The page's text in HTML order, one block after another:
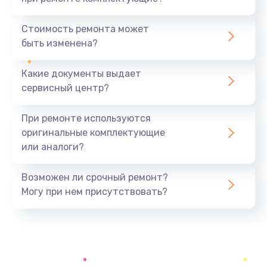
370 руб.
Ремонт электроплаты
Замена центрирующей шайбы динамика
Заказать
Стоимость ремонта может
быть изменена?
Какие документы выдает
сервисный центр?
При ремонте используются
оригинальные комплектующие
или аналоги?
Возможен ли срочный ремонт?
Могу при нем присутствовать?